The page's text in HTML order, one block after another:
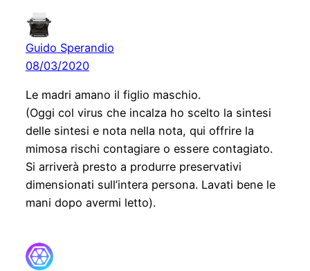
Guido Sperandio
08/03/2020
Le madri amano il figlio maschio.
(Oggi col virus che incalza ho scelto la sintesi
delle sintesi e nota nella nota, qui offrire la
mimosa rischi contagiare o essere contagiato.
Si arriverà presto a produrre preservativi
dimensionati sull’intera persona. Lavati bene le
mani dopo avermi letto).